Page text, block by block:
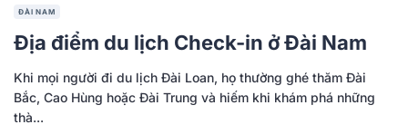
ĐÀI NAM
Địa điểm du lịch Check-in ở Đài Nam
Khi mọi người đi du lịch Đài Loan, họ thường ghé thăm Đài
Bắc, Cao Hùng hoặc Đài Trung và hiếm khi khám phá những
thà...